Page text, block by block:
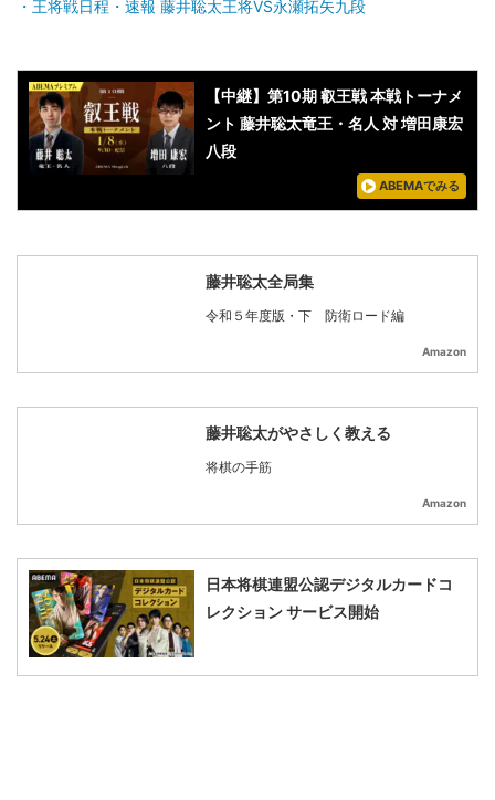
王将戦日程・速報 藤井聡太王将VS永瀬拓矢九段
【中継】第10期 叡王戦 本戦トーナメ
ント 藤井聡太竜王・名人 対 増田康宏
八段
ABEMAでみる
藤井聡太全局集
令和５年度版・下 防衛ロード編
Amazon
藤井聡太がやさしく教える
将棋の手筋
Amazon
日本将棋連盟公認デジタルカードコ
レクション サービス開始